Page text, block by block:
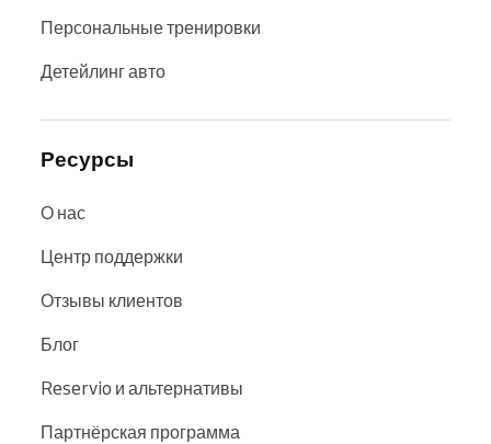
Персональные тренировки
Детейлинг авто
Ресурсы
О нас
Центр поддержки
Отзывы клиентов
Блог
Reservio и альтернативы
Партнёрская программа